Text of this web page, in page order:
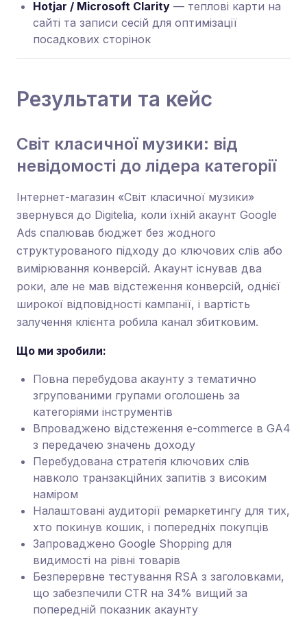
Hotjar / Microsoft Clarity — теплові карти на
сайті та записи сесій для оптимізації
посадкових сторінок
Результати та кейс
Світ класичної музики: від
невідомості до лідера категорії
Інтернет-магазин «Світ класичної музики»
звернувся до Digitelia, коли їхній акаунт Google
Ads спалював бюджет без жодного
структурованого підходу до ключових слів або
вимірювання конверсій. Акаунт існував два
роки, але не мав відстеження конверсій, однієї
широкої відповідності кампанії, і вартість
залучення клієнта робила канал збитковим.
Що ми зробили:
Повна перебудова акаунту з тематично
згрупованими групами оголошень за
категоріями інструментів
Впроваджено відстеження e-commerce в GA4
з передачею значень доходу
Перебудована стратегія ключових слів
навколо транзакційних запитів з високим
наміром
Налаштовані аудиторії ремаркетингу для тих,
хто покинув кошик, і попередніх покупців
Запроваджено Google Shopping для
видимості на рівні товарів
Безперервне тестування RSA з заголовками,
що забезпечили CTR на 34% вищий за
попередній показник акаунту